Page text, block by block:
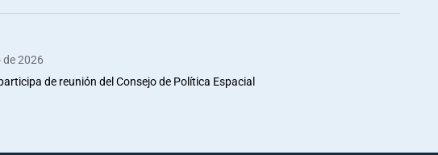
2026
de reunión del Consejo de Política Espacial